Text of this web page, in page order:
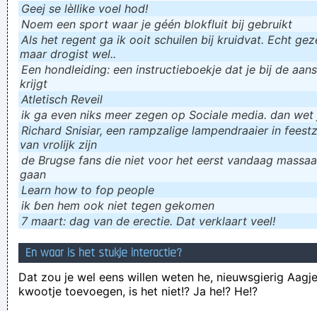
Geej se lèllike voel hod!
Noem een sport waar je géén blokfluit bij gebruikt
Als het regent ga ik ooit schuilen bij kruidvat. Echt
maar drogist wel..
Een hondleiding: een instructieboekje dat je bij de
krijgt
Atletisch Reveil
ik ga even niks meer zegen op Sociale media. dan
Richard Snisiar, een rampzalige lampendraaier in
van vrolijk zijn
de Brugse fans die niet voor het eerst vandaag
gaan
Learn how to fop people
ik ɓen hem ook niet tegen gekomen
7 maart: dag van de erectie. Dat verklaart veel!
En waar is het stukje interactie?
Dat zou je wel eens willen weten he, nieuwsgierig
kwootje toevoegen, is het niet!? Ja he!? He!?